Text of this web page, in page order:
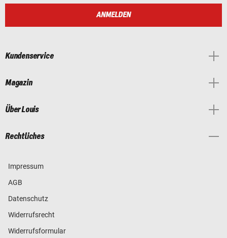
ANMELDEN
Kundenservice
Magazin
Über Louis
Rechtliches
Impressum
AGB
Datenschutz
Widerrufsrecht
Widerrufsformular